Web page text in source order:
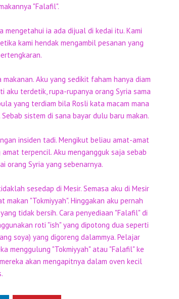
"Falafil".
mengetahui ia ada dijual di kedai itu. Kami
kami hendak mengambil pesanan yang
Aku yang sedikit faham hanya diam
aku terdetik, rupa-rupanya orang Syria sama
yang terdiam bila Rosli kata macam mana
sistem di sana bayar dulu baru makan.
insiden tadi. Mengikut beliau amat-amat
terpencil. Aku mengangguk saja sebab
orang Syria yang sebenarnya.
sesedap di Mesir. Semasa aku di Mesir
"Tokmiyyah". Hinggakan aku pernah
tidak bersih. Cara penyediaan "Falafil" di
roti "ish" yang dipotong dua seperti
soya) yang digoreng dalammya. Pelajar
menggulung "Tokmiyyah" atau "Falafil" ke
akan mengapitnya dalam oven kecil